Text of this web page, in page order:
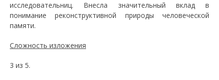
исследовательниц. Внесла значительный вклад в
понимание реконструктивной природы человеческой
памяти.
Сложность изложения
3 из 5.